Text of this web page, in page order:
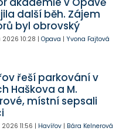
další běh. Zájem
byl obrovský
2026 10:28 | Opava | Yvona Fajtová
řeší parkování v
Haškova a M.
místní sepsali
2026 11:56 | Havířov| Bára Kelnerová